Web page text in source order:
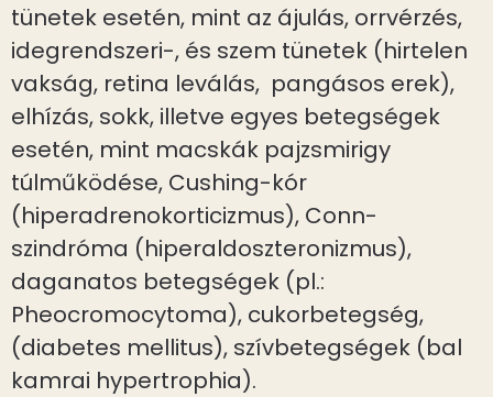
tünetek esetén, mint az ájulás, orrvérzés,
idegrendszeri-, és szem tünetek (hirtelen
vakság, retina leválás, pangásos erek),
elhízás, sokk, illetve egyes betegségek
esetén, mint macskák pajzsmirigy
túlműködése, Cushing-kór
(hiperadrenokorticizmus), Conn-
szindróma (hiperaldoszteronizmus),
daganatos betegségek (pl.:
Pheocromocytoma), cukorbetegség,
(diabetes mellitus), szívbetegségek (bal
kamrai hypertrophia).